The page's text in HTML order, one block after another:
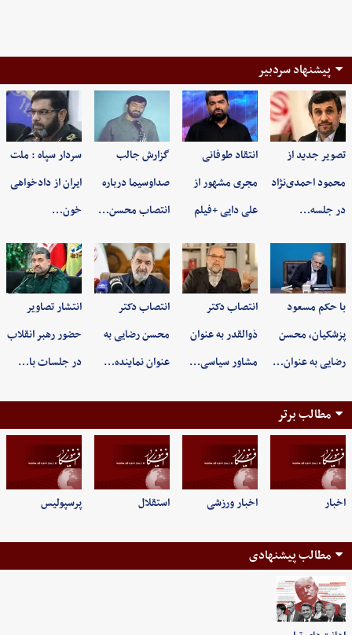
پیشنهاد سردبیر
تصویر جدید از
محمود احمدی‌نژاد
در جلسه…
انتقاد طوفانی
مجری مشهور از
علی دایی +فیلم
گزارش جالب
صداوسیما درباره
انتصاب محسن…
سردار سپاه : ملت
ایران از دادخواهی
خون…
با حکم مسعود
پزشکیان، محسن
رضایی به عنوان…
انتصاب دکتر
ذوالقدر به عنوان
مشاور سیاسی…
انتصاب دکتر
محسن رضایی به
عنوان نماینده…
انتشار تصاویر
حضور رهبر انقلاب
در جلسات با…
مطالب برتر
اخبار اخبار ورزشی استقلال پرسپولیس
مطالب پیشنهادی